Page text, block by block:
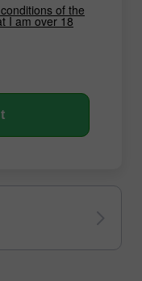
of the
I am over 18